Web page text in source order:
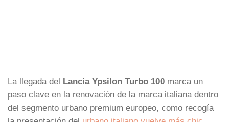
La llegada del Lancia Ypsilon Turbo 100 marca un
paso clave en la renovación de la marca italiana dentro
del segmento urbano premium europeo, como recogía